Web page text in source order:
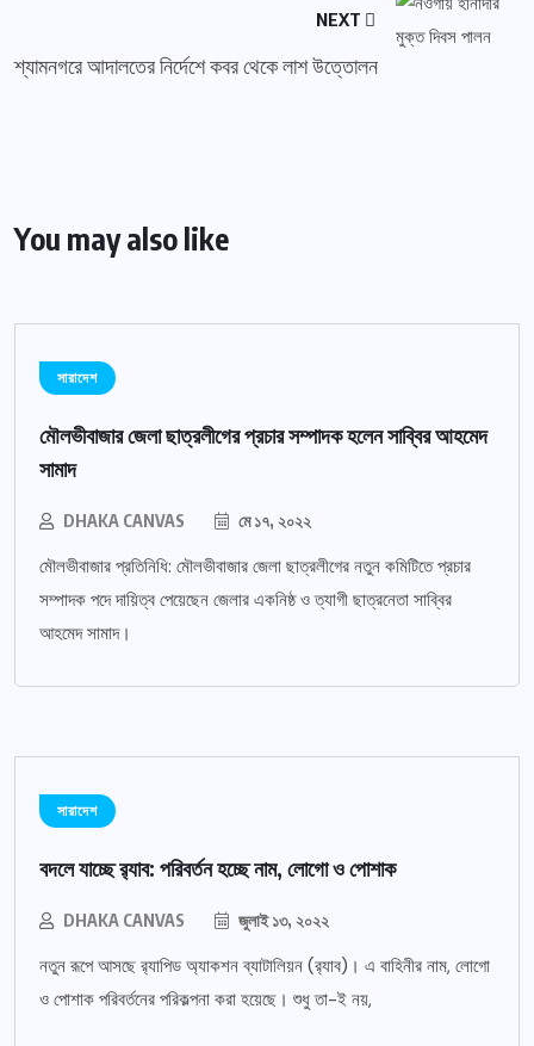
NEXT
শ্যামনগরে আদালতের নির্দেশে কবর থেকে লাশ উত্তোলন
You may also like
সারাদেশ
মৌলভীবাজার জেলা ছাত্রলীগের প্রচার সম্পাদক হলেন সাব্বির আহমেদ
সামাদ
DHAKA CANVAS মে ১৭, ২০২২
মৌলভীবাজার প্রতিনিধি: মৌলভীবাজার জেলা ছাত্রলীগের নতুন কমিটিতে প্রচার
সম্পাদক পদে দায়িত্ব পেয়েছেন জেলার একনিষ্ঠ ও ত্যাগী ছাত্রনেতা সাব্বির
আহমেদ সামাদ।
সারাদেশ
বদলে যাচ্ছে র‌্যাব: পরিবর্তন হচ্ছে নাম, লোগো ও পোশাক
DHAKA CANVAS জুলাই ১৩, ২০২২
নতুন রূপে আসছে র‌্যাপিড অ্যাকশন ব্যাটালিয়ন (র‌্যাব)। এ বাহিনীর নাম, লোগো
ও পোশাক পরিবর্তনের পরিকল্পনা করা হয়েছে। শুধু তা-ই নয়,